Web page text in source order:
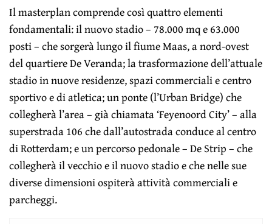
Il masterplan comprende così quattro elementi
fondamentali: il nuovo stadio – 78.000 mq e 63.000
posti – che sorgerà lungo il fiume Maas, a nord-ovest
del quartiere De Veranda; la trasformazione dell’attuale
stadio in nuove residenze, spazi commerciali e centro
sportivo e di atletica; un ponte (l’Urban Bridge) che
collegherà l’area – già chiamata ‘Feyenoord City’ – alla
superstrada 106 che dall’autostrada conduce al centro
di Rotterdam; e un percorso pedonale – De Strip – che
collegherà il vecchio e il nuovo stadio e che nelle sue
diverse dimensioni ospiterà attività commerciali e
parcheggi.